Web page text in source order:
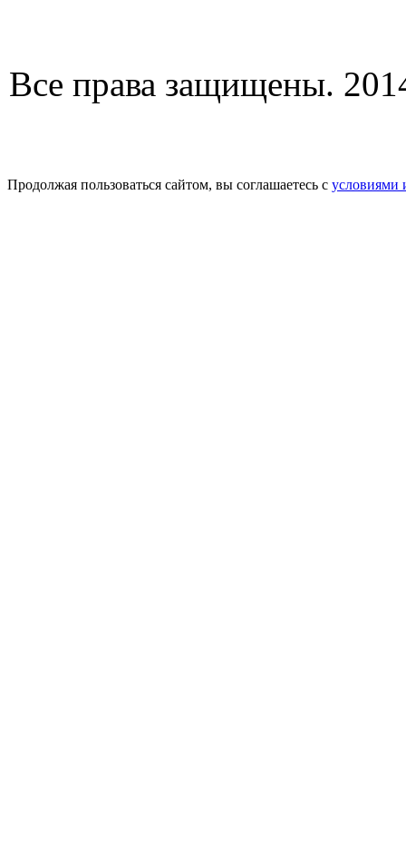
Все права защищены.
Продолжая пользоваться сайтом, вы соглашаетесь с условиями